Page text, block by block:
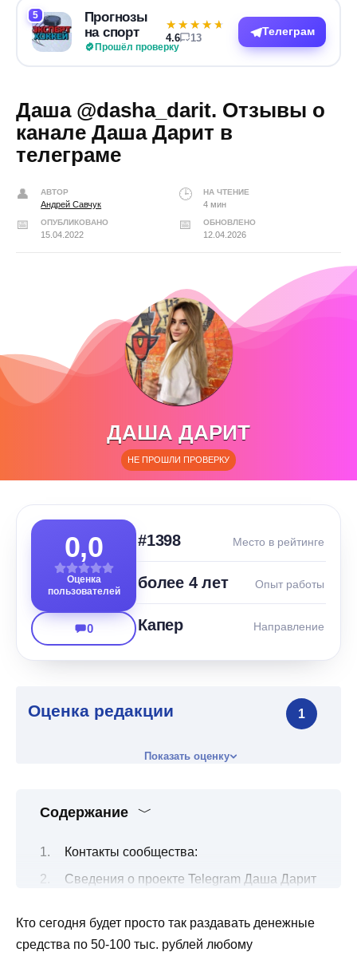
5
Прогнозы
на спорт
Прошёл проверку
★★★★★
★★★★★
4.6 13
Телеграм
Даша @dasha_darit. Отзывы о
канале Даша Дарит в
телеграме
АВТОР
Андрей Савчук
НА ЧТЕНИЕ
4 мин
ОПУБЛИКОВАНО
15.04.2022
ОБНОВЛЕНО
12.04.2026
ДАША ДАРИТ
НЕ ПРОШЛИ ПРОВЕРКУ
0,0
Оценка
пользователей
0
#1398 Место в рейтинге
более 4 лет Опыт работы
Капер Направление
Оценка редакции 1
Показать оценку
Содержание
Контакты сообщества:
Сведения о проекте Telegram Даша Дарит
отзывы
Кто сегодня будет просто так раздавать денежные
средства по 50-100 тыс. рублей любому